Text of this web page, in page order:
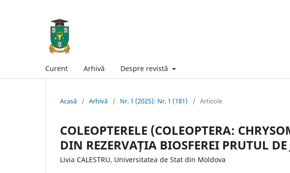
Curent Arhivă Despre revistă
Acasă / Arhivă / Nr. 1 (2025): Nr. 1 (181) / Articole
COLEOPTERELE (COLEOPTERA:
DIN REZERVAȚIA BIOSFEREI PRUTUL DE
Livia CALESTRU, Universitatea de Stat din Moldova